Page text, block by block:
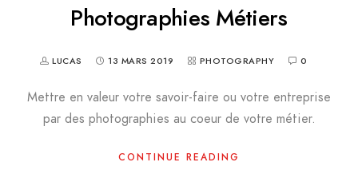
Photographies Métiers
LUCAS 13 MARS 2019 PHOTOGRAPHY 0
Mettre en valeur votre savoir-faire ou votre entreprise
par des photographies au coeur de votre métier.
CONTINUE READING